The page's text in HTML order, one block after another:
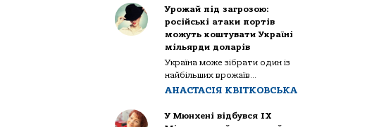
Урожай під загрозою:
російські атаки портів
можуть коштувати Україні
мільярди доларів
Україна може зібрати один із
найбільших врожаїв...
АНАСТАСІЯ КВІТКОВСЬКА
У Мюнхені відбувся IX